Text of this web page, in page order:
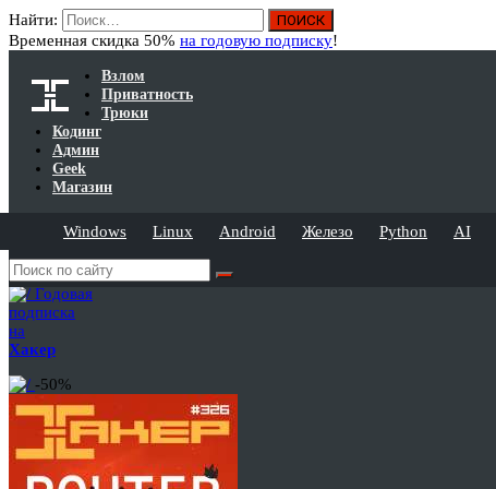
Найти:
Временная скидка 50% на годовую подписку!
Взлом
Приватность
Трюки
Кодинг
Админ
Geek
Магазин
Windows Linux Android Железо Python AI
Годовая
подписка
на
Хакер
-50%